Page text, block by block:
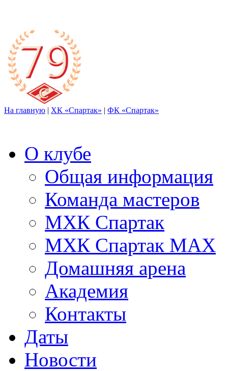
На главную | ХК «Спартак» | ФК «Спартак»
О клубе
Общая информация
Команда мастеров
МХК Спартак
МХК Спартак МАХ
Домашняя арена
Академия
Контакты
Даты
Новости